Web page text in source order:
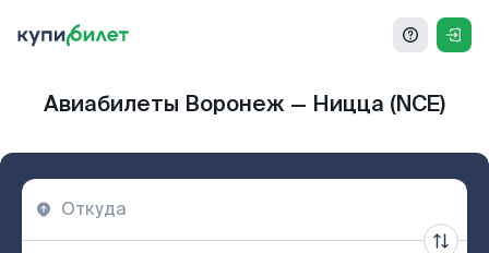
Авиабилеты Воронеж — Ницца (NCE)